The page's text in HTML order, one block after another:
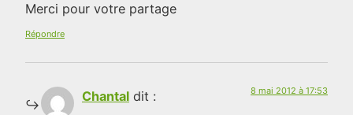
Merci pour votre partage
Répondre
Chantal dit : 8 mai 2012 à 17:53